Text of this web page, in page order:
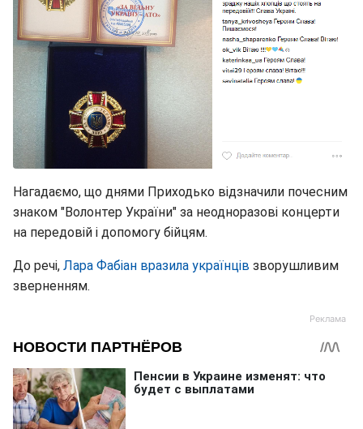
Нагадаємо, що днями Приходько відзначили почесним
знаком "Волонтер України" за неодноразові концерти
на передовій і допомогу бійцям.
До речі, Лара Фабіан вразила українців зворушливим
зверненням.